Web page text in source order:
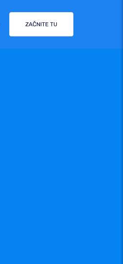
ZAČNITE TU